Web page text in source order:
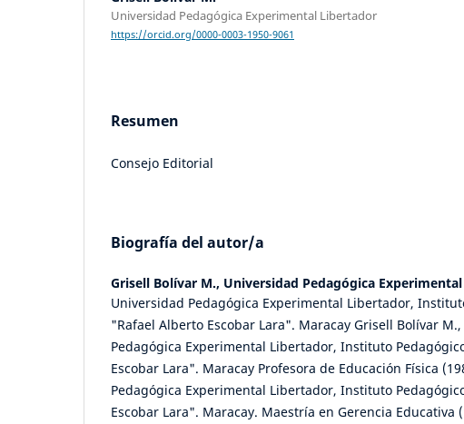
Universidad Pedagógica Experimental Libertador
https://orcid.org/0000-0003-1950-9061
Resumen
Consejo Editorial
Biografía del autor/a
Grisell Bolívar M., Universidad Pedagógica
Universidad Pedagógica Experimental Libertador,
"Rafael Alberto Escobar Lara". Maracay Grisell Bolívar
Pedagógica Experimental Libertador, Instituto
Escobar Lara". Maracay Profesora de Educación Física
Pedagógica Experimental Libertador, Instituto
Escobar Lara". Maracay. Maestría en Gerencia Educativa